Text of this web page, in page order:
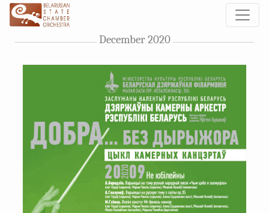
December 2020